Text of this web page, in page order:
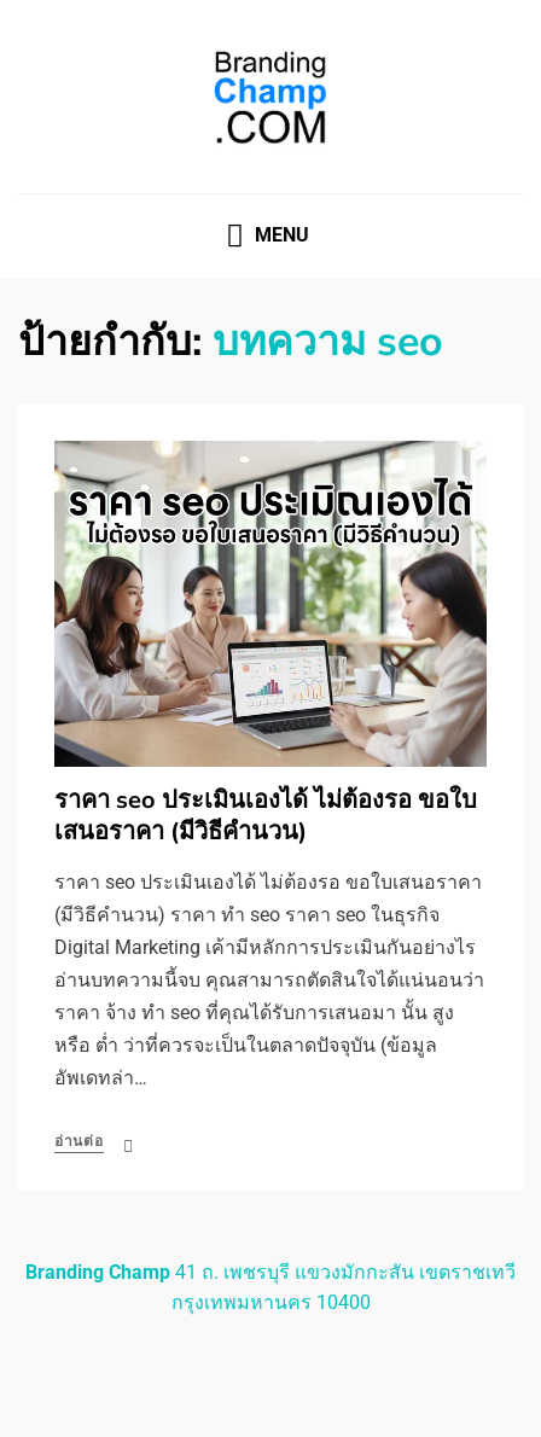
MENU
ป้ายกำกับ: บทความ seo
ราคา seo ประเมินเองได้ ไม่ต้องรอ ขอใบ
เสนอราคา (มีวิธีคำนวน)
ราคา seo ประเมินเองได้ ไม่ต้องรอ ขอใบเสนอราคา
(มีวิธีคำนวน) ราคา ทำ seo ราคา seo ในธุรกิจ
Digital Marketing เค้ามีหลักการประเมินกันอย่างไร
อ่านบทความนี้จบ คุณสามารถตัดสินใจได้แน่นอนว่า
ราคา จ้าง ทำ seo ที่คุณได้รับการเสนอมา นั้น สูง
หรือ ต่ำ ว่าที่ควรจะเป็นในตลาดปัจจุบัน (ข้อมูล
อัพเดทล่า…
อ่านต่อ
Branding Champ 41 ถ. เพชรบุรี แขวงมักกะสัน เขตราชเทวี
กรุงเทพมหานคร 10400